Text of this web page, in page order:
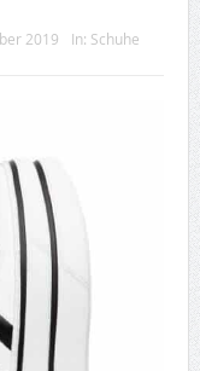
2019 In: Schuhe